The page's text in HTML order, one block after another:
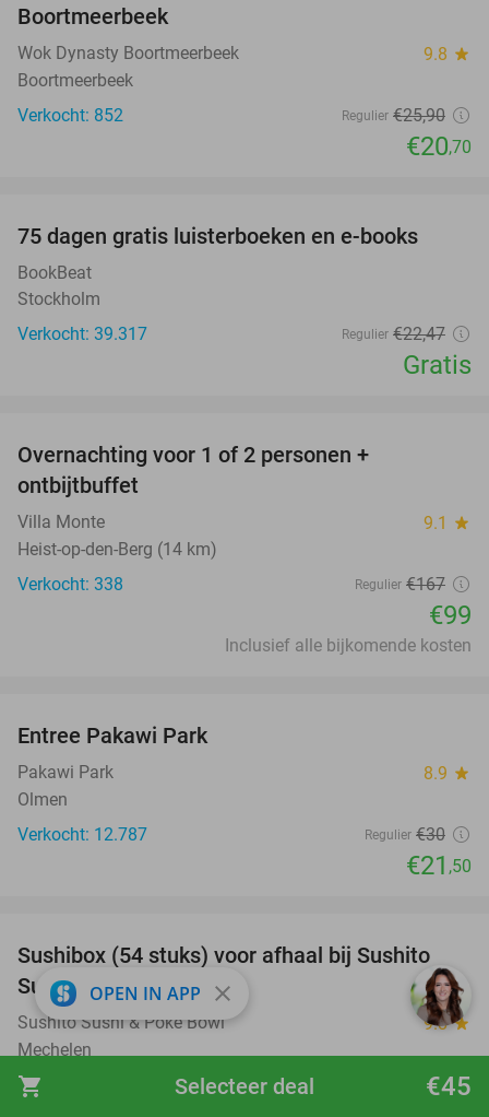
shopping_cart €45
Selecteer deal
Boortmeerbeek
Wok Dynasty Boortmeerbeek 9.8 star
Boortmeerbeek
Verkocht: 852
Regulier €25,90
€20,70
75 dagen gratis luisterboeken en e-books
BookBeat
Stockholm
Verkocht: 39.317
Regulier €22,47
Gratis
Overnachting voor 1 of 2 personen +
ontbijtbuffet
Villa Monte 9.1 star
Heist-op-den-Berg (14 km)
Verkocht: 338
Regulier €167
€99
Inclusief alle bijkomende kosten
Entree Pakawi Park
Pakawi Park 8.9 star
Olmen
Verkocht: 12.787
Regulier €30
€21 ,50
44%
Sushibox (54 stuks) voor afhaal bij Sushito
Sushi & Poke
Sushito Sushi & Poke Bowl 9.8star
Mechelen
Verkocht: 175
,95
OPEN IN APP close